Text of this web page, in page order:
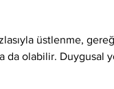
üstlenme,
da olabilir. Duygusal